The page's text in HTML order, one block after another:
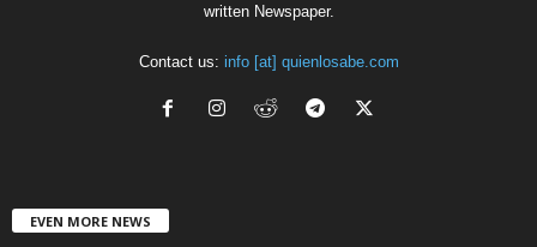
written Newspaper.
Contact us: info [at] quienlosabe.com
EVEN MORE NEWS